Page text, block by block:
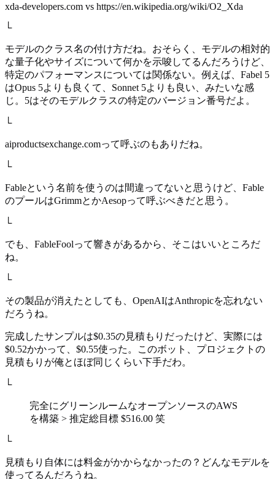
xda-developers.com vs https://en.wikipedia.org/wiki/O2_Xda
└
モデルのクラス名の付け方だね。おそらく、モデルの相対的
な量子化やサイズについて何かを示唆してるんだろうけど、
特定のパフォーマンスについては関係ない。例えば、Fabel 5
はOpus 5よりも良くて、Sonnet 5よりも良い、みたいな感
じ。5はそのモデルクラスの特定のバージョン番号だよ。
└
aiproductsexchange.comって呼ぶのもありだね。
└
Fableという名前を使うのは間違ってないと思うけど、Fable
のプールはGrimmとかAesopって呼ぶべきだと思う。
└
でも、FableFoolって響きがあるから、そこはいいところだ
ね。
└
その製品が消えたとしても、OpenAIはAnthropicを忘れない
だろうね。
完成したサンプルは$0.35の見積もりだったけど、実際には
$0.52かかって、$0.55使った。このボット、プロジェクトの
見積もりが俺とほぼ同じくらい下手だわ。
└
完全にグリーンルームなオープンソースのAWS
を構築 > 推定総目標 $516.00 笑
└
見積もり自体には料金がかからなかったの？どんなモデルを
使ってるんだろうね。